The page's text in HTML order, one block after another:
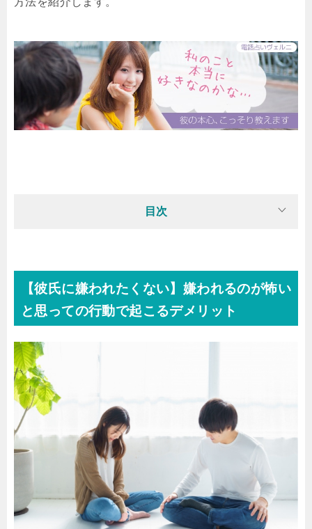
目次
【彼氏に嫌われたくない】嫌われるのが怖い
と思っての行動で起こるデメリット